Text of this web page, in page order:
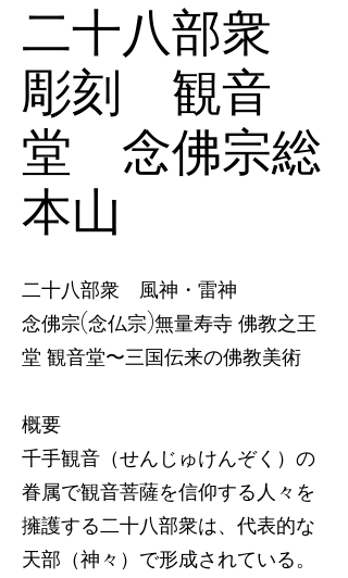
二十八部衆
彫刻 観音
堂 念佛宗総
本山
二十八部衆 風神・雷神
念佛宗(念仏宗)無量寿寺 佛教之王
堂 観音堂〜三国伝来の佛教美術
概要
千手観音（せんじゅけんぞく）の
眷属で観音菩薩を信仰する人々を
擁護する二十八部衆は、代表的な
天部（神々）で形成されている。